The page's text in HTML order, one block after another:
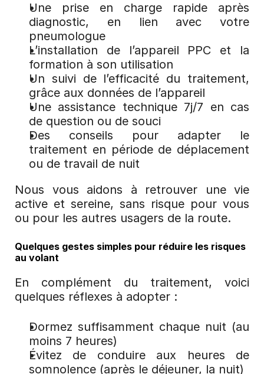
Une prise en charge rapide après
diagnostic, en lien avec votre
pneumologue
L’installation de l’appareil PPC et la
formation à son utilisation
Un suivi de l’efficacité du traitement,
grâce aux données de l’appareil
Une assistance technique 7j/7 en cas
de question ou de souci
Des conseils pour adapter le
traitement en période de déplacement
ou de travail de nuit
Nous vous aidons à retrouver une vie
active et sereine, sans risque pour vous
ou pour les autres usagers de la route.
Quelques gestes simples pour réduire les risques
au volant
En complément du traitement, voici
quelques réflexes à adopter :
Dormez suffisamment chaque nuit (au
moins 7 heures)
Évitez de conduire aux heures de
somnolence (après le déjeuner, la nuit)